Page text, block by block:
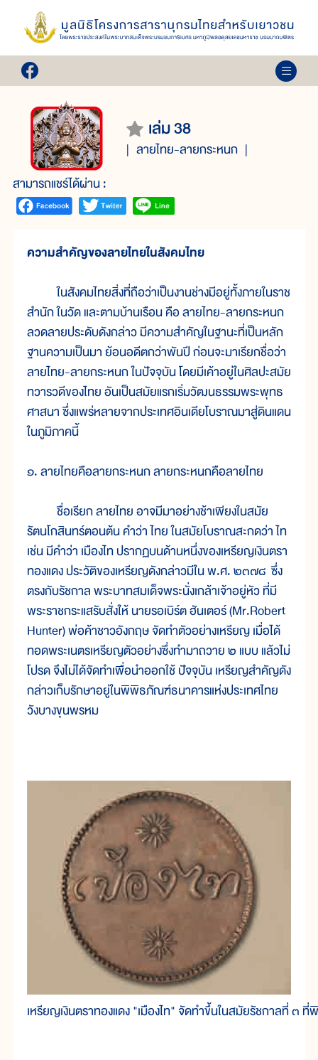
เล่ม 38
ลายไทย-ลายกระหนก
สามารถแชร์ได้ผ่าน :
ความสำคัญของลายไทยในสังคมไทย
ในสังคมไทยสิ่งที่ถือว่าเป็นงานช่างมีอยู่ทั้งภายในราช
สำนัก ในวัด และตามบ้านเรือน คือ ลายไทย-ลายกระหนก
ลวดลายประดับดังกล่าว มีความสำคัญในฐานะที่เป็นหลัก
ฐานความเป็นมา ย้อนอดีตกว่าพันปี ก่อนจะมาเรียกชื่อว่า
ลายไทย-ลายกระหนก ในปัจจุบัน โดยมีเค้าอยู่ในศิลปะสมัย
ทวารวดีของไทย อันเป็นสมัยแรกเริ่มวัฒนธรรมพระพุทธ
ศาสนา ซึ่งแพร่หลายจากประเทศอินเดียโบราณมาสู่ดินแดน
ในภูมิภาคนี้
๑. ลายไทยคือลายกระหนก ลายกระหนกคือลายไทย
ชื่อเรียก ลายไทย อาจมีมาอย่างช้าเพียงในสมัย
รัตนโกสินทร์ตอนต้น คำว่า ไทย ในสมัยโบราณสะกดว่า ไท
เช่น มีคำว่า เมืองไท ปรากฏบนด้านหนึ่งของเหรียญเงินตรา
ทองแดง ประวัติของเหรียญดังกล่าวมีใน พ.ศ. ๒๓๗๘ ซึ่ง
ตรงกับรัชกาล พระบาทสมเด็จพระนั่งเกล้าเจ้าอยู่หัว ที่มี
พระราชกระแสรับสั่งให้ นายรอเบิร์ต ฮันเตอร์ (Mr.Robert
Hunter) พ่อค้าชาวอังกฤษ จัดทำตัวอย่างเหรียญ เมื่อได้
ทอดพระเนตรเหรียญตัวอย่างซึ่งทำมาถวาย ๒ แบบ แล้วไม่
โปรด จึงไม่ได้จัดทำเพื่อนำออกใช้ ปัจจุบัน เหรียญสำคัญดัง
กล่าวเก็บรักษาอยู่ในพิพิธภัณฑ์ธนาคารแห่งประเทศไทย
วังบางขุนพรหม
เหรียญเงินตราทองแดง "เมืองไท" จัดทำขึ้นในสมัยรัชกาลที่ ๓